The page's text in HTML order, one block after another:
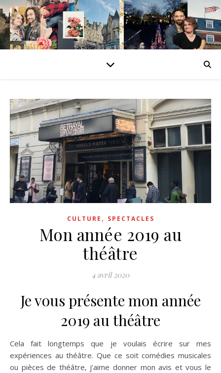
CULTURE , SPECTACLES
Mon année 2019 au
théâtre
4 avril 2020
Je vous présente mon année
2019 au théâtre
Cela fait longtemps que je voulais écrire sur mes
expériences au théâtre. Que ce soit comédies musicales
ou pièces de théâtre, j’aime donner mon avis et vous le